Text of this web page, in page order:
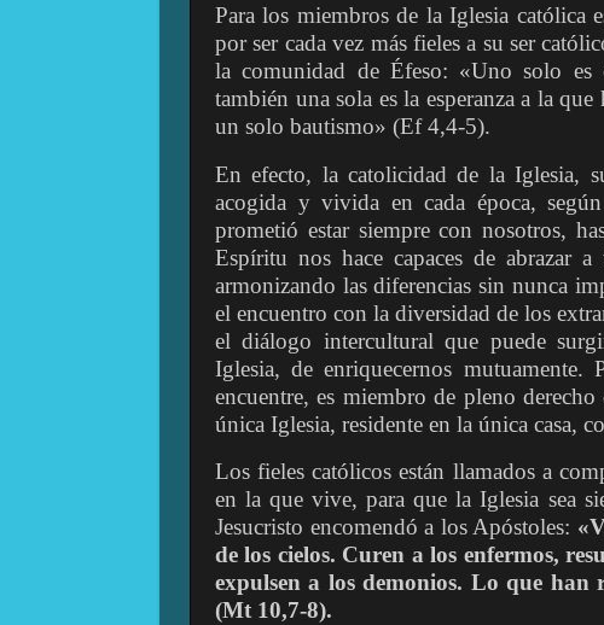
Para los miembros de la Iglesia católica
por ser cada vez más fieles a su ser
la comunidad de Éfeso: «Uno solo
también una sola es la esperanza a la
un solo bautismo» (Ef 4,4-5).
En efecto, la catolicidad de la Iglesia,
acogida y vivida en cada época,
prometió estar siempre con nosotros,
Espíritu nos hace capaces de abrazar
armonizando las diferencias sin nunca
el encuentro con la diversidad de los
el diálogo intercultural que puede
Iglesia, de enriquecernos
encuentre, es miembro de pleno
única Iglesia, residente en la única casa,
Los fieles católicos están llamados a
en la que vive, para que la Iglesia sea
Jesucristo encomendó a los Apóstoles:
de los cielos. Curen a los enfermos,
expulsen a los demonios. Lo que
(Mt 10,7-8).